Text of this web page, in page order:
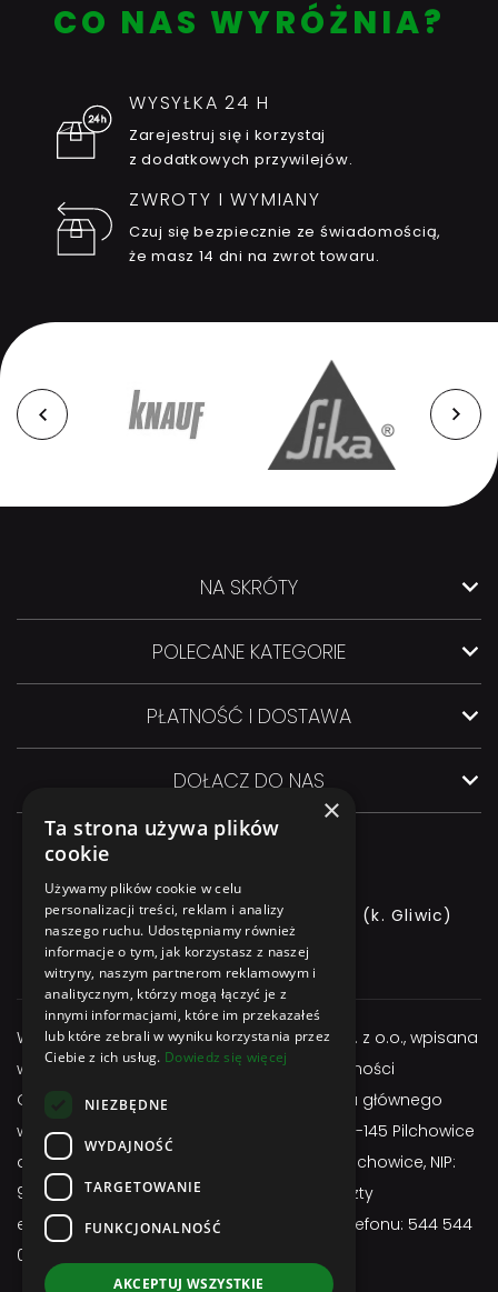
CO NAS WYRÓŻNIA?
WYSYŁKA 24 H
Zarejestruj się i korzystaj
z dodatkowych przywilejów.
ZWROTY I WYMIANY
Czuj się bezpiecznie ze świadomością,
że masz 14 dni na zwrot towaru.
NA SKRÓTY
POLECANE KATEGORIE
PŁATNOŚĆ I DOSTAWA
DOŁĄCZ DO NAS
ul. GLIWICKA 3, 44-145 PILCHOWICE (k. Gliwic)
+48 544 544 064
Właścicielem serwisu jest firma Atexbud Sp. z o.o., wpisana
w Centralnej Ewidencji i Informacji o Działalności
Gospodarczej, posiadającą adres miejsca głównego
wykonywania działalności: ul. Gliwicka 3; 44-145 Pilchowice
adres do doręczeń: ul. Gliwicka 3; 44-145 Pilchowice, NIP:
9691657255, REGON: 524963750, adres poczty
elektronicznej:sklep@atexbud.pl
, numer telefonu: 544 544
064
×
Ta strona używa plików
cookie
Używamy plików cookie w celu
personalizacji treści, reklam i analizy
naszego ruchu. Udostępniamy również
informacje o tym, jak korzystasz z naszej
witryny, naszym partnerom reklamowym i
analitycznym, którzy mogą łączyć je z
innymi informacjami, które im przekazałeś
lub które zebrali w wyniku korzystania przez
Ciebie z ich usług. Dowiedz się więcej
NIEZBĘDNE
WYDAJNOŚĆ
TARGETOWANIE
FUNKCJONALNOŚĆ
AKCEPTUJ WSZYSTKIE